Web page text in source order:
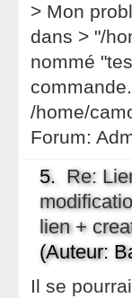
> Mon
dans > "/
nommé
/home/
Forum:
5. Re:
lien +
(Auteur:
Il se